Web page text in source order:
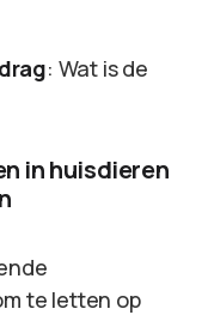
: Wat is de
in huisdieren
te letten op